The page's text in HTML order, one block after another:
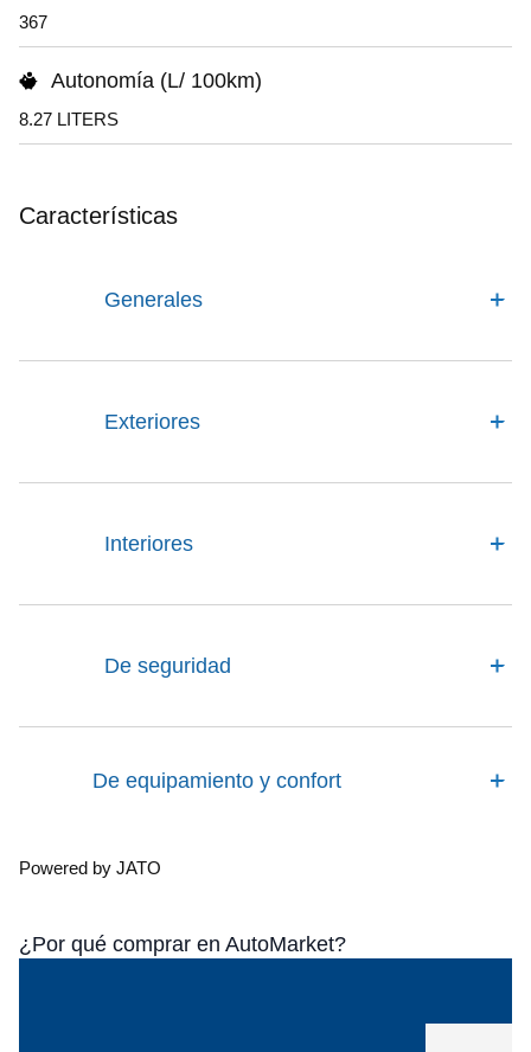
367
Autonomía (L/ 100km)
8.27 LITERS
Características
Generales
Exteriores
Interiores
De seguridad
De equipamiento y confort
Powered by JATO
¿Por qué comprar en AutoMarket?